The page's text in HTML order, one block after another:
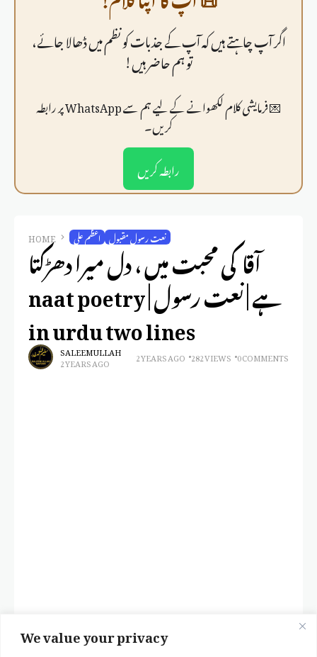
We value your privacy
اگر آپ چاہتے ہیں کہ آپ کے جذبات کو نظم میں ڈھالا جائے،
تو ہم حاضر ہیں!
💌 فرمايشی کلام لکھوانے کے لیے ہم سے WhatsApp پر رابطہ
کریں۔
رابطہ کریں
HOME اعظم علی نعت رسول مقبول
آقا کی محبت میں ، دل میرا دھڑکتا
ہے | نعت رسول | naat poetry
in urdu two lines
SALEEM ULLAH
2 YEARS AGO 2 YEARS AGO 282 VIEWS 0 COMMENTS